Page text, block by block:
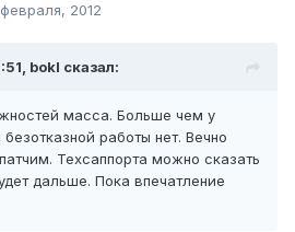
2012
bokl сказал:
масса. Больше чем у
работы нет. Вечно
Техсаппорта можно сказать
дальше. Пока впечатление